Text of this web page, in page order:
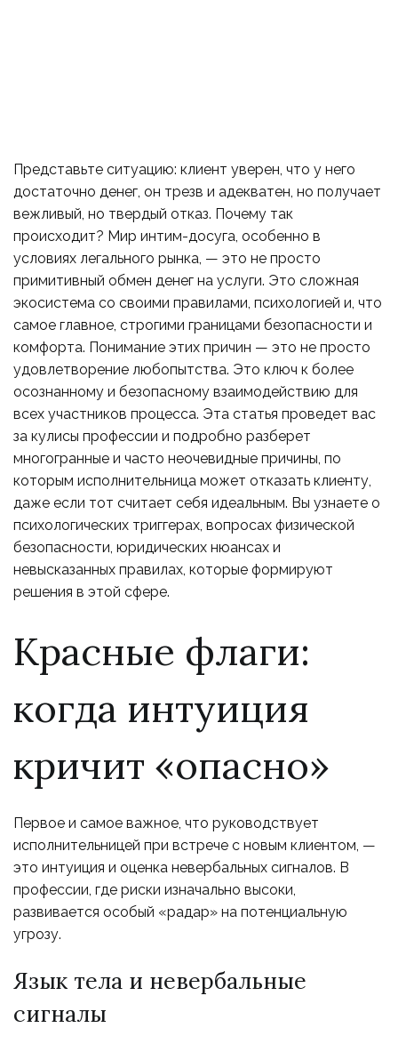
Представьте ситуацию: клиент уверен, что у него
достаточно денег, он трезв и адекватен, но получает
вежливый, но твердый отказ. Почему так
происходит? Мир интим-досуга, особенно в
условиях легального рынка, — это не просто
примитивный обмен денег на услуги. Это сложная
экосистема со своими правилами, психологией и, что
самое главное, строгими границами безопасности и
комфорта. Понимание этих причин — это не просто
удовлетворение любопытства. Это ключ к более
осознанному и безопасному взаимодействию для
всех участников процесса. Эта статья проведет вас
за кулисы профессии и подробно разберет
многогранные и часто неочевидные причины, по
которым исполнительница может отказать клиенту,
даже если тот считает себя идеальным. Вы узнаете о
психологических триггерах, вопросах физической
безопасности, юридических нюансах и
невысказанных правилах, которые формируют
решения в этой сфере.
Красные флаги:
когда интуиция
кричит «опасно»
Первое и самое важное, что руководствует
исполнительницей при встрече с новым клиентом, —
это интуиция и оценка невербальных сигналов. В
профессии, где риски изначально высоки,
развивается особый «радар» на потенциальную
угрозу.
Язык тела и невербальные
сигналы